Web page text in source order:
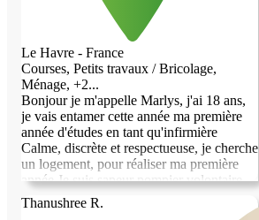
Le Havre - France
Courses, Petits travaux / Bricolage,
Ménage, +2...
Bonjour je m'appelle Marlys, j'ai 18 ans,
je vais entamer cette année ma première
année d'études en tant qu'infirmière
Calme, discrète et respectueuse, je cherche
un logement, pour réaliser ma première
année Je suis sapeur pompier volontaire,
j'ai donc le sens des responsabilités et je
peux aider en cas de besoin Merci
Thanushree R.